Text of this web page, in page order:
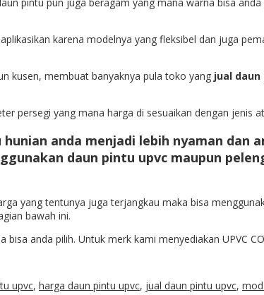
karena modelnya yang fleksibel dan juga
kusen, membuat banyaknya pula toko yang jual
persegi yang mana harga di sesuaikan dengan jenis
anda menjadi lebih nyaman
daun pintu upvc maupun
yang tentunya juga terjangkau maka bisa
bawah ini.
anda pilih. Untuk merk kami menyediakan UPVC
upvc, harga daun pintu upvc, jual daun pintu upvc,